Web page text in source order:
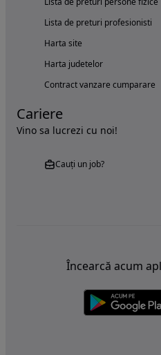
Lista de preturi profesionisti
Harta site
Harta judetelor
Contract vanzare cumparare
Cariere
Vino sa lucrezi cu noi!
Cauți un job?
Încearcă acum